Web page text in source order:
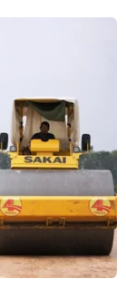
hiện nay
hơn?
tế, Mỹ đối
số công ty
với người
câu hỏi này
tế, chiến
của cùng